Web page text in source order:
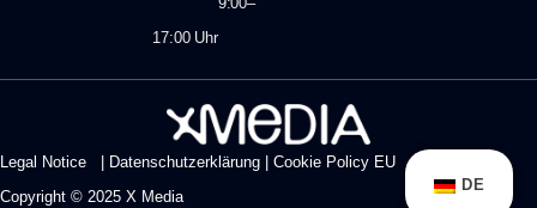
17:00 Uhr
Legal Notice Datenschutzerklärung
Cookie Policy EU
Copyright © 2025 X Media
DE